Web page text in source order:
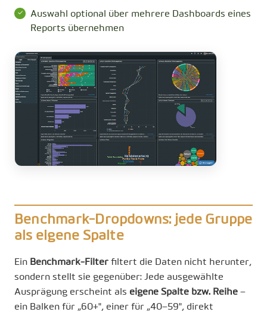
Auswahl optional über mehrere Dashboards eines
Reports übernehmen
Benchmark-Dropdowns: jede Gruppe
als eigene Spalte
Ein Benchmark-Filter filtert die Daten nicht herunter,
sondern stellt sie gegenüber: Jede ausgewählte
Ausprägung erscheint als eigene Spalte bzw. Reihe –
ein Balken für „60+", einer für „40–59", direkt